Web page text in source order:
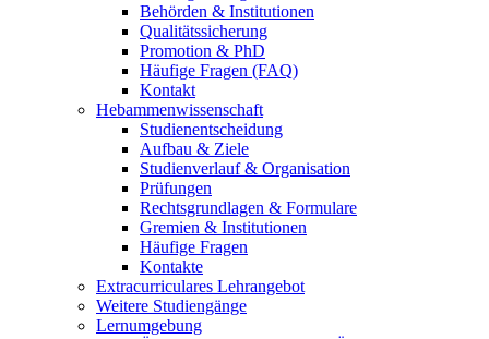
Behörden & Institutionen
Qualitätssicherung
Promotion & PhD
Häufige Fragen (FAQ)
Kontakt
Hebammenwissenschaft
Studienentscheidung
Aufbau & Ziele
Studienverlauf & Organisation
Prüfungen
Rechtsgrundlagen & Formulare
Gremien & Institutionen
Häufige Fragen
Kontakte
Extracurriculares Lehrangebot
Weitere Studiengänge
Lernumgebung